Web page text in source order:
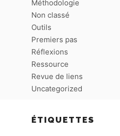
Méthodologie
Non classé
Outils
Premiers pas
Réflexions
Ressource
Revue de liens
Uncategorized
ÉTIQUETTES